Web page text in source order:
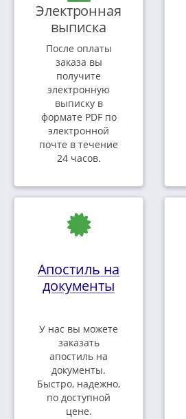
Электронная
выписка
После оплаты
заказа вы
получите
электронную
выписку в
формате PDF по
электронной
почте в течение
24 часов.
Апостиль на
документы
У нас вы можете
заказать
апостиль на
документы.
Быстро, надежно,
по доступной
цене.